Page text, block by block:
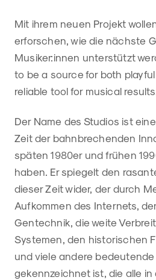
Mit ihrem neuen Projekt
erforschen, wie die nächste
Musiker:innen unterstützt
to be a source for both
reliable tool for musical
Der Name des Studios ist
Zeit der bahnbrechenden
späten 1980er und frühen
haben. Er spiegelt den
dieser Zeit wider, der durch
Aufkommen des Internets,
Gentechnik, die weite
Systemen, den historischen
und viele andere bedeutende
gekennzeichnet ist, die alle